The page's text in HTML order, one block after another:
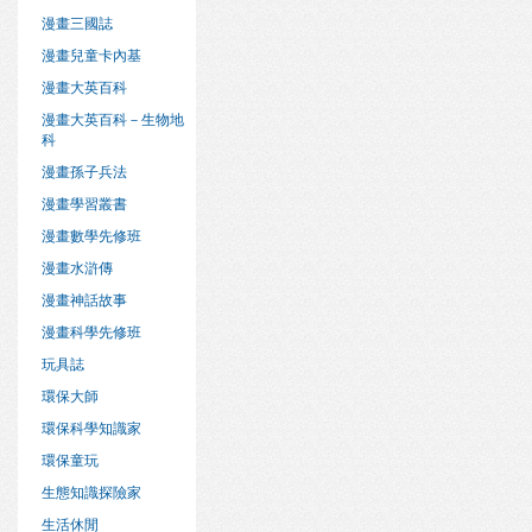
漫畫三國誌
漫畫兒童卡內基
漫畫大英百科
漫畫大英百科－生物地
科
漫畫孫子兵法
漫畫學習叢書
漫畫數學先修班
漫畫水滸傳
漫畫神話故事
漫畫科學先修班
玩具誌
環保大師
環保科學知識家
環保童玩
生態知識探險家
生活休閒